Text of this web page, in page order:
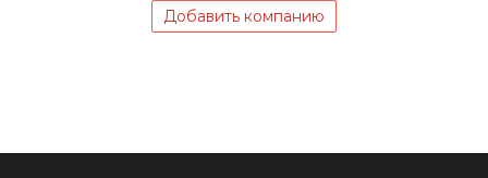
Добавить компанию